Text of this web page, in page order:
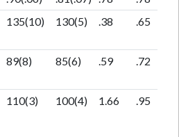
135(10) 130(5) .38 .65
89(8) 85(6) .59 .72
110(3) 100(4) 1.66 .95